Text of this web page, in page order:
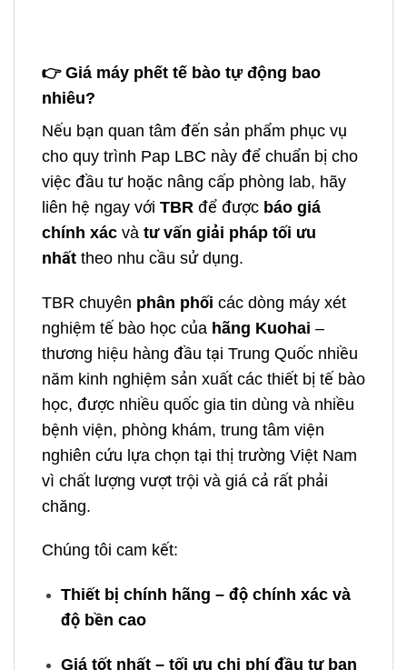
👉 Giá máy phết tế bào tự động bao
nhiêu?
Nếu bạn quan tâm đến sản phẩm phục vụ
cho quy trình Pap LBC này để chuẩn bị cho
việc đầu tư hoặc nâng cấp phòng lab, hãy
liên hệ ngay với TBR để được báo giá
chính xác và tư vấn giải pháp tối ưu
nhất theo nhu cầu sử dụng.
TBR chuyên phân phối các dòng máy xét
nghiệm tế bào học của hãng Kuohai –
thương hiệu hàng đầu tại Trung Quốc nhiều
năm kinh nghiệm sản xuất các thiết bị tế bào
học, được nhiều quốc gia tin dùng và nhiều
bệnh viện, phòng khám, trung tâm viện
nghiên cứu lựa chọn tại thị trường Việt Nam
vì chất lượng vượt trội và giá cả rất phải
chăng.
Chúng tôi cam kết:
Thiết bị chính hãng – độ chính xác và
độ bền cao
Giá tốt nhất – tối ưu chi phí đầu tư ban